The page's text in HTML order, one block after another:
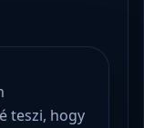
teszi, hogy